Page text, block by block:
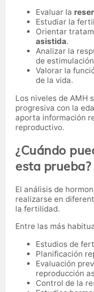
Evaluar la
Estudiar la
Orientar
asistida.
Analizar la
de
Valorar la
de la vida.
Los niveles de AMH
progresiva con la
aporta información
reproductivo.
¿Cuándo
esta prueba?
El análisis de
realizarse en
la fertilidad.
Entre las más
Estudios de
Planificación
Evaluación
reproducción
Control de la